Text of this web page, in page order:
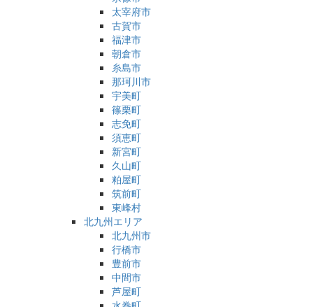
太宰府市
古賀市
福津市
朝倉市
糸島市
那珂川市
宇美町
篠栗町
志免町
須恵町
新宮町
久山町
粕屋町
筑前町
東峰村
北九州エリア
北九州市
行橋市
豊前市
中間市
芦屋町